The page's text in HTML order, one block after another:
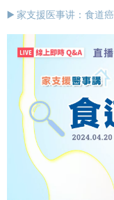
▶️ 家支援医事讲：食道癌